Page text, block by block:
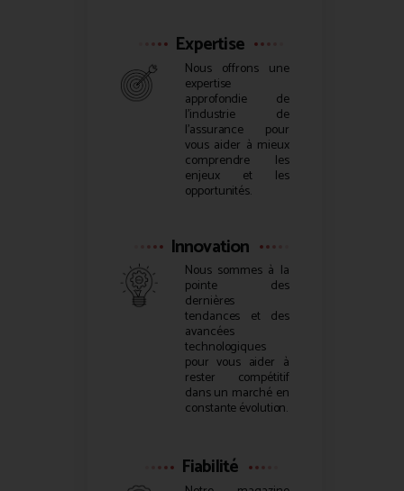
Expertise
Nous offrons une
expertise
approfondie de
l’industrie de
l’assurance pour
vous aider à mieux
comprendre les
enjeux et les
opportunités.
Innovation
Nous sommes à la
pointe des
dernières
tendances et des
avancées
technologiques
pour vous aider à
rester compétitif
dans un marché en
constante évolution.
Fiabilité